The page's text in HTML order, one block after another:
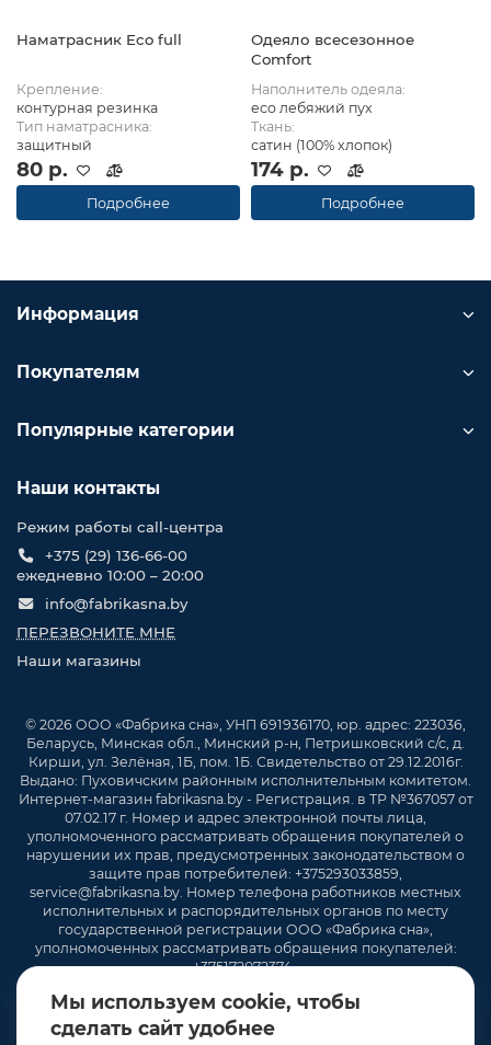
Наматрасник Eco full
Крепление:
контурная резинка
Тип наматрасника:
защитный
80 р.
Подробнее
Одеяло всесезонное
Comfort
Наполнитель одеяла:
eco лебяжий пух
Ткань:
сатин (100% хлопок)
174 р.
Подробнее
Мы используем cookie, чтобы
сделать сайт удобнее
Информация
Покупателям
Популярные категории
Наши контакты
Режим работы call-центра
+375 (29) 136-66-00
ежедневно 10:00 – 20:00
info@fabrikasna.by
ПЕРЕЗВОНИТЕ МНЕ
Наши магазины
© 2026 ООО «Фабрика сна», УНП 691936170, юр. адрес: 223036,
Беларусь, Минская обл., Минский р-н, Петришковский с/с, д.
Кирши, ул. Зелёная, 1Б, пом. 1Б. Свидетельство от 29.12.2016г.
Выдано: Пуховичским районным исполнительным комитетом.
Интернет-магазин fabrikasna.by - Регистрация. в ТР №367057 от
07.02.17 г. Номер и адрес электронной почты лица,
уполномоченного рассматривать обращения покупателей о
нарушении их прав, предусмотренных законодательством о
защите прав потребителей: +375293033859,
service@fabrikasna.by. Номер телефона работников местных
исполнительных и распорядительных органов по месту
государственной регистрации ООО «Фабрика сна»,
уполномоченных рассматривать обращения покупателей:
+375172072374 .